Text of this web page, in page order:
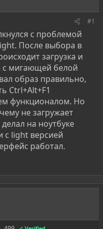
#1
с проблемой
После выбора в
загрузка и
с мигающей белой
образ правильно,
Ctrl+Alt+F1
функционалом. Но
не загружает
на ноутбуке
с light версией
работал.